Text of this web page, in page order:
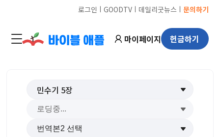
로그인 ㅣ GOODTVㅣ 데일리굿뉴스 ㅣ 문의하기
마이페이지 헌금하기
민수기 5장